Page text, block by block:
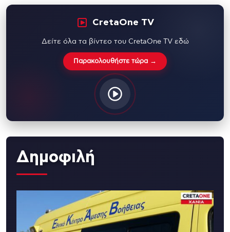
CretaOne TV
Δείτε όλα τα βίντεο του CretaOne TV εδώ
Παρακολουθήστε τώρα →
Δημοφιλή